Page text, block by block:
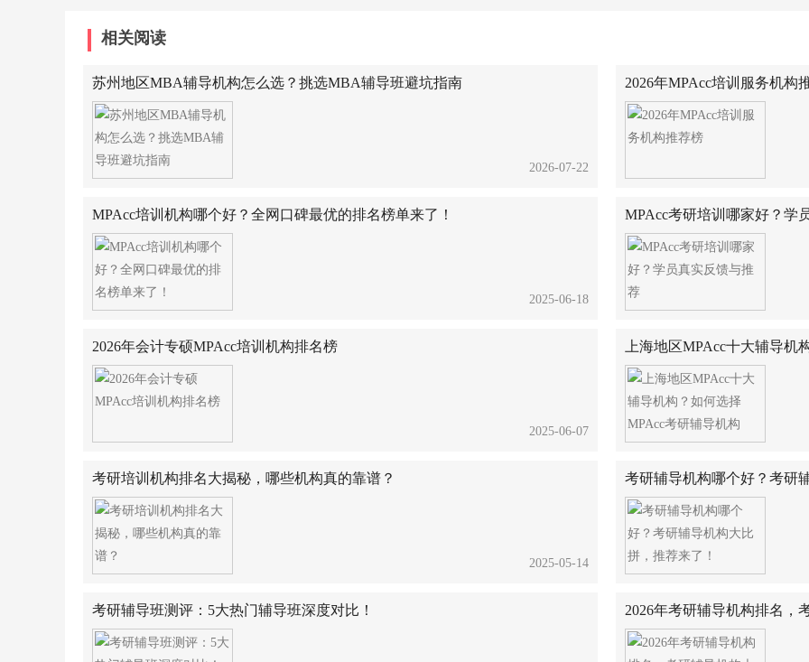
相关阅读
苏州地区MBA辅导机构怎么选？挑选MBA辅导班避坑指南
2026-07-22
2026年MPAcc培训服务机构
MPAcc培训机构哪个好？全网口碑最优的排名榜单来了！
2025-06-18
MPAcc考研培训哪家好？学
2026年会计专硕MPAcc培训机构排名榜
2025-06-07
上海地区MPAcc十大辅导机
考研培训机构排名大揭秘，哪些机构真的靠谱？
2025-05-14
考研辅导机构哪个好？考研
考研辅导班测评：5大热门辅导班深度对比！ 2026年考研辅导机构排名，